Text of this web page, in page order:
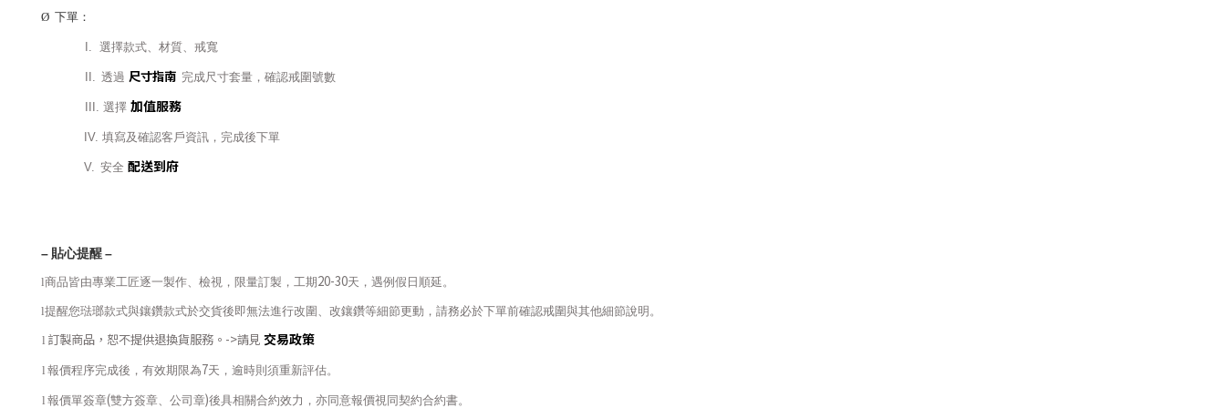
Ø 下單：
I. 選擇款式、材質、戒寬
II. 透過 尺寸指南 完成尺寸套量，確認戒圍號數
III. 選擇 加值服務
IV. 填寫及確認客戶資訊，完成後下單
V. 安全配送到府
– 貼心提醒–
l商品皆由專業工匠逐一製作、檢視，限量訂製，工期20-30天，遇例假日順延。
l提醒您琺瑯款式與鑲鑽款式於交貨後即無法進行改圍、改鑲鑽等細節更動，請務必於下單前確認戒圍與其他細節說明。
l 訂製商品，恕不提供退換貨服務。 ->請見 交易政策
l 報價程序完成後，有效期限為7天，逾時則須重新評估。
l 報價單簽章(雙方簽章、公司章)後具相關合約效力，亦同意報價視同契約合約書。